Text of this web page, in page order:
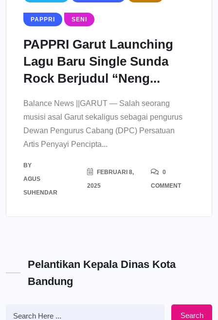
PAPPRI SENI
PAPPRI Garut Launching
Lagu Baru Single Sunda
Rock Berjudul “Neng...
Balance News ||GARUT — Salah seorang
musisi asal Garut sekaligus sebagai pengurus
Dewan Pengurus Cabang (DPC) Persatuan
Artis Penyayi Pencipta...
BY
AGUS
SUHENDAR
FEBRUARI 8,
2025
0
COMMENT
Pelantikan Kepala Dinas Kota
Bandung
Search